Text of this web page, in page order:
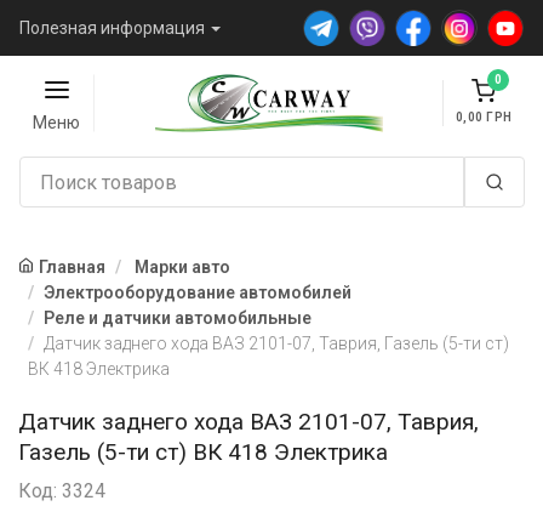
Полезная информация
Меню
0
0,00
Главная
Марки авто
Электрооборудование автомобилей
Реле и датчики автомобильные
Датчик заднего хода ВАЗ 2101-07, Таврия, Газель (5-ти ст)
ВК 418 Электрика
Датчик заднего хода ВАЗ 2101-07, Таврия,
Газель (5-ти ст) ВК 418 Электрика
Код: 3324